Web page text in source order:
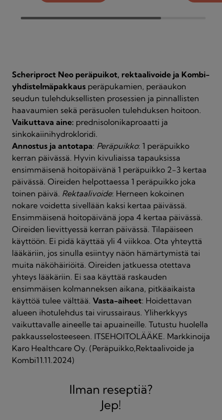
Scheriproct Neo peräpuikot, rektaalivoide ja Kombi-
yhdistelmäpakkaus peräpukamien, peräaukon
seudun tulehduksellisten prosessien ja pinnallisten
haavaumien sekä peräsuolen tulehduksen hoitoon.
Vaikuttava aine: prednisolonikaproaatti ja
sinkokaiinihydrokloridi.
Annostus ja antotapa: Peräpuikko: 1 peräpuikko
kerran päivässä. Hyvin kivuliaissa tapauksissa
ensimmäisenä hoitopäivänä 1 peräpuikko 2-3 kertaa
päivässä. Oireiden helpottaessa 1 peräpuikko joka
toinen päivä. Rektaalivoide: Herneen kokoinen
nokare voidetta sivellään kaksi kertaa päivässä.
Ensimmäisenä hoitopäivänä jopa 4 kertaa päivässä.
Oireiden lievittyessä kerran päivässä. Tilapäiseen
käyttöön. Ei pidä käyttää yli 4 viikkoa. Ota yhteyttä
lääkäriin, jos sinulla esiintyy näön hämärtymistä tai
muita näköhäiriöitä. Oireiden jatkuessa otettava
yhteys lääkäriin. Ei saa käyttää raskauden
ensimmäisen kolmanneksen aikana, pitkäaikaista
käyttöä tulee välttää. Vasta-aiheet: Hoidettavan
alueen ihotulehdus tai virussairaus. Yliherkkyys
vaikuttavalle aineelle tai apuaineille. Tutustu huolella
pakkausselosteeseen. ITSEHOITOLÄÄKE. Markkinoija
Karo Healthcare Oy. (Peräpuikko,Rektaalivoide ja
Kombi11.11.2024)
Ilman reseptiä?
Jep!